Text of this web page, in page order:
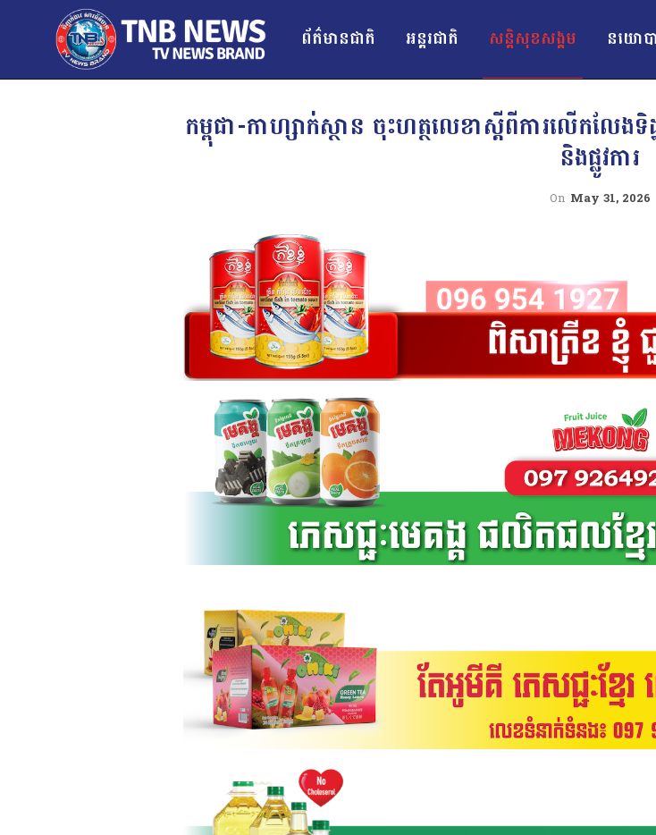
ព័ត៌មានជាតិ អន្ដរជាតិ សន្តិសុខសង្គម នយោ
កម្ពុជា-កាហ្សាក់ស្ថាន ចុះហត្ថលេខាស្តីពីការលើកលែង
និងផ្លូវការ
On May 31, 2026